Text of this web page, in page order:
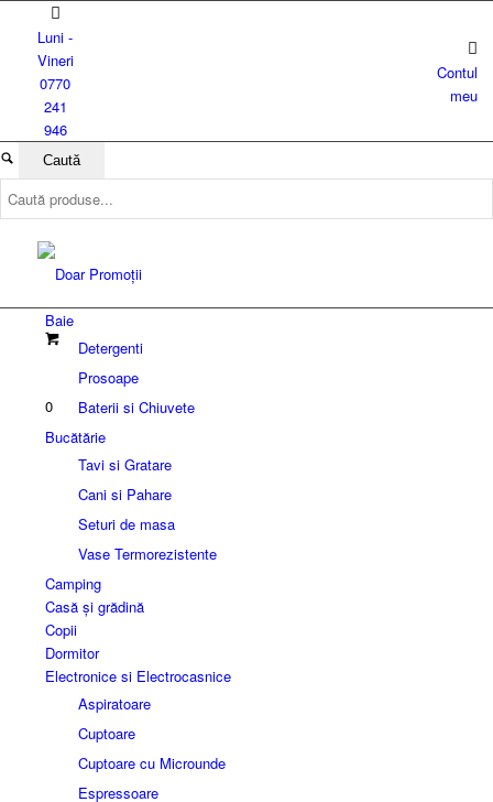
Luni -
Vineri
0770
241
946
Contul
meu
0
Baie
Detergenti
Prosoape
Baterii si Chiuvete
Bucătărie
Tavi si Gratare
Cani si Pahare
Seturi de masa
Vase Termorezistente
Camping
Casă și grădină
Copii
Dormitor
Electronice si Electrocasnice
Aspiratoare
Cuptoare
Cuptoare cu Microunde
Espressoare